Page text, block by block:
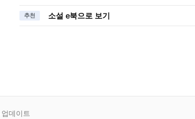
추천 소설 e북으로 보기
업데이트